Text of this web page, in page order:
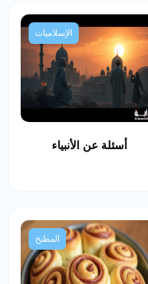
الإسلاميات
أسئلة عن الأنبياء
المطبخ